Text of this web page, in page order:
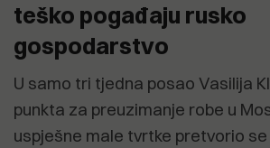
teško pogađaju rusko
gospodarstvo
U samo tri tjedna posao Vasilija
punkta za preuzimanje robe u
uspješne male tvrtke pretvorio se